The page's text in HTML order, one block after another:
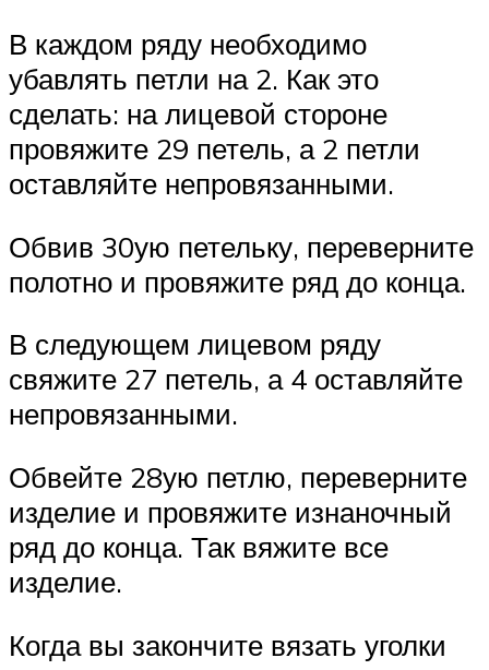
В каждом ряду необходимо
убавлять петли на 2. Как это
сделать: на лицевой стороне
провяжите 29 петель, а 2 петли
оставляйте непровязанными.
Обвив 30ую петельку, переверните
полотно и провяжите ряд до конца.
В следующем лицевом ряду
свяжите 27 петель, а 4 оставляйте
непровязанными.
Обвейте 28ую петлю, переверните
изделие и провяжите изнаночный
ряд до конца. Так вяжите все
изделие.
Когда вы закончите вязать уголки